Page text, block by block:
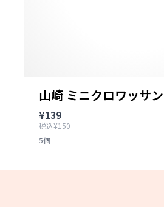
山崎 ミニクロワッサ
¥139
税込¥150
5個